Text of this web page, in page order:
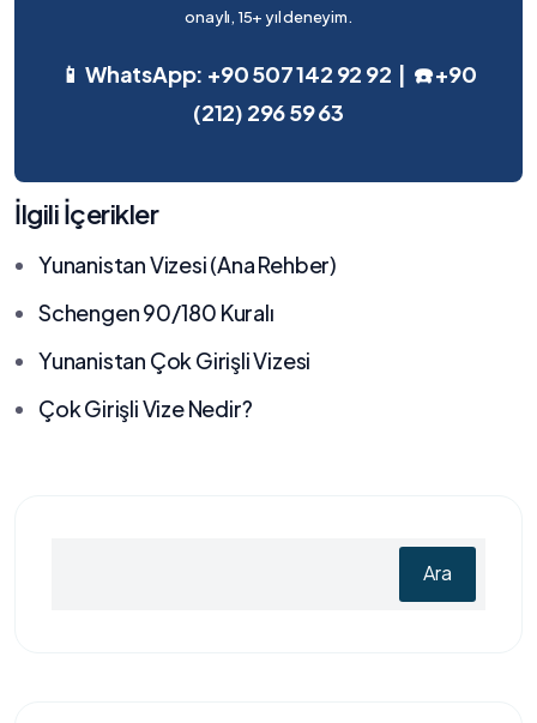
onaylı, 15+ yıl deneyim.
📱 WhatsApp: +90 507 142 92 92 | ☎️ +90
(212) 296 59 63
İlgili İçerikler
Yunanistan Vizesi (Ana Rehber)
Schengen 90/180 Kuralı
Yunanistan Çok Girişli Vizesi
Çok Girişli Vize Nedir?
Ara